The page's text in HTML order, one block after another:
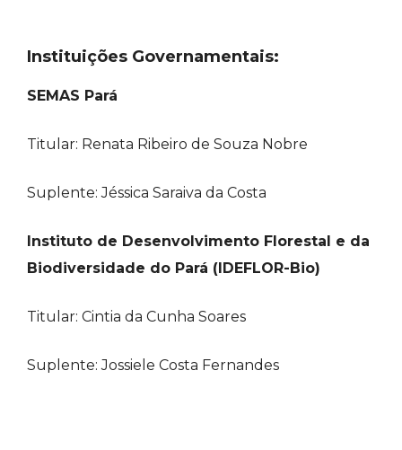
Instituições Governamentais:
SEMAS Pará
Titular: Renata Ribeiro de Souza Nobre
Suplente: Jéssica Saraiva da Costa
Instituto de Desenvolvimento Florestal e da
Biodiversidade do Pará (IDEFLOR-Bio)
Titular: Cintia da Cunha Soares
Suplente: Jossiele Costa Fernandes